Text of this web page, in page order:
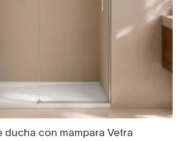
con mampara Vetra